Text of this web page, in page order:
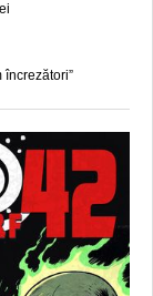
încrezători”